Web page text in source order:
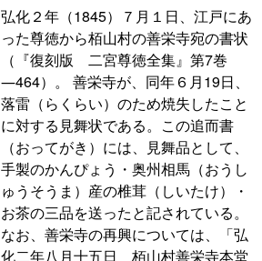
弘化２年（1845）７月１日、江戸にあ
った尊徳から栢山村の善栄寺宛の書状
（『復刻版 二宮尊徳全集』第7巻
―464）。 善栄寺が、同年６月19日、
落雷（らくらい）のため焼失したこと
に対する見舞状である。この追而書
（おってがき）には、見舞品として、
手製のかんぴょう・奥州相馬（おうし
ゅうそうま）産の椎茸（しいたけ）・
お茶の三品を送ったと記されている。
なお、善栄寺の再興については、「弘
化二年八月十五日 栢山村善栄寺本堂